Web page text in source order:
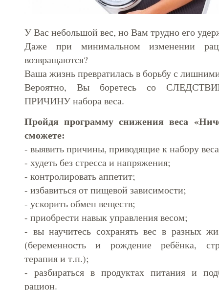
У Вас небольшой вес, но Вам трудно его
Даже при минимальном изменении
возвращаются?
Ваша жизнь превратилась в борьбу с
Вероятно, Вы боретесь со
ПРИЧИНУ набора веса.
Пройдя программу снижения веса
сможете:
- выявить причины, приводящие к набору
- худеть без стресса и напряжения;
- контролировать аппетит;
- избавиться от пищевой зависимости;
- ускорить обмен веществ;
- приобрести навык управления весом;
- вы научитесь сохранять вес в разных
(беременность и рождение ребёнка,
терапия и т.п.);
- разбираться в продуктах питания и
рацион.